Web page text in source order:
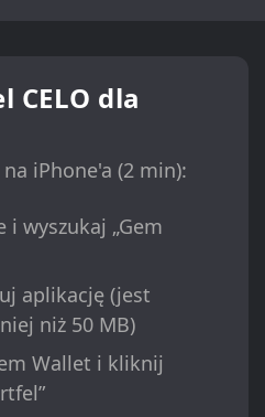
dla
iPhone'a (2 min):
i wyszukaj „Gem
aplikację (jest
niż 50 MB)
Wallet i kliknij